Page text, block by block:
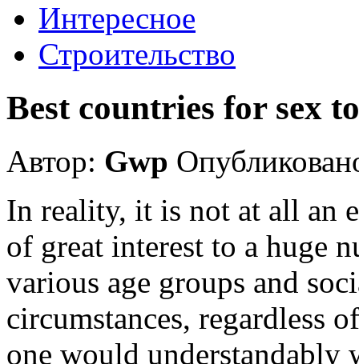
Интересное
Строительство
Best countries for sex
Автор: Gwp
In reality, it is not at all an
of great interest to a huge
various age groups and
circumstances, regardless
one would understandably